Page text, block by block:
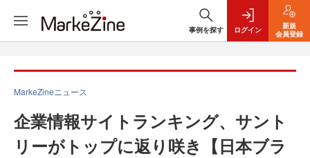
事例を探す ログイン
新規
会員登録
MarkeZineニュース
企業情報サイトランキング、サント
リーがトップに返り咲き【日本ブラ